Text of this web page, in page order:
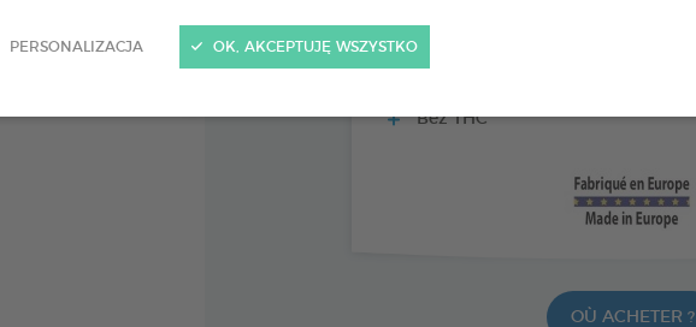
PERSONALIZACJA OK, AKCEPTUJĘ WSZYSTKOKorzystne działanie kannabidiolu
Bez THC
OÙ ACHETER ?